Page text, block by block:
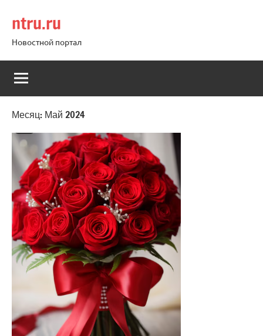
содержимому
ntru.ru
Новостной портал
Месяц: Май 2024